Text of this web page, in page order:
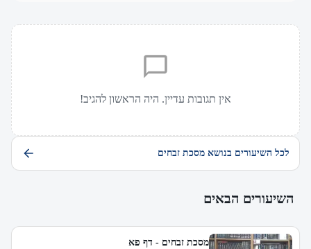
אין תגובות עדיין. היה הראשון להגיב!
לכל השיעורים בנושא מסכת זבחים
השיעורים הבאים
מסכת זבחים - דף פא